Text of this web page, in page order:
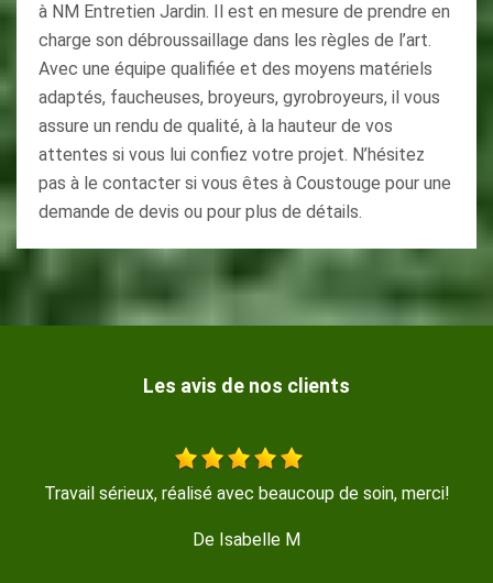
à NM Entretien Jardin. Il est en mesure de prendre en
charge son débroussaillage dans les règles de l’art.
Avec une équipe qualifiée et des moyens matériels
adaptés, faucheuses, broyeurs, gyrobroyeurs, il vous
assure un rendu de qualité, à la hauteur de vos
attentes si vous lui confiez votre projet. N’hésitez
pas à le contacter si vous êtes à Coustouge pour une
demande de devis ou pour plus de détails.
Les avis de nos clients
Travail sérieux, réalisé avec beaucoup de soin, merci!
De Isabelle M